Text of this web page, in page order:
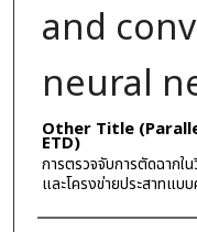
and
neural
Other Title
ETD)
การตรวจจับการตัดฉากใ
และโครงข่ายประสาทแบ